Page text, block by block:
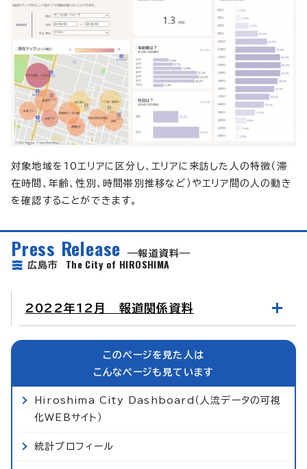
対象地域を10エリアに区分し、エリアに来訪した人の特徴（滞
在時間、年齢、性別、時間帯別推移など）やエリア間の人の動き
を確認することができます。
Press Release
報道資料
広島市 The City of HIROSHIMA
2022年12月 報道関係資料
このページを見た人は
こんなページも見ています
Hiroshima City Dashboard（人流データの可視
化WEBサイト）
統計プロフィール